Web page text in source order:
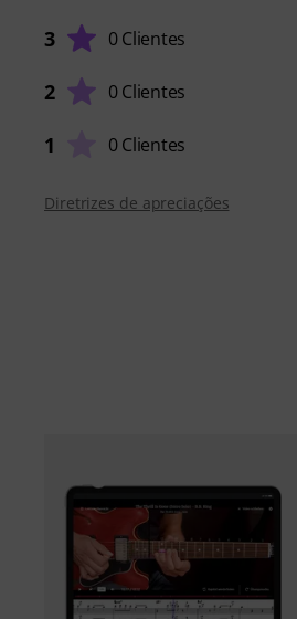
3 0 Clientes
2 0 Clientes
1 0 Clientes
Diretrizes de apreciações